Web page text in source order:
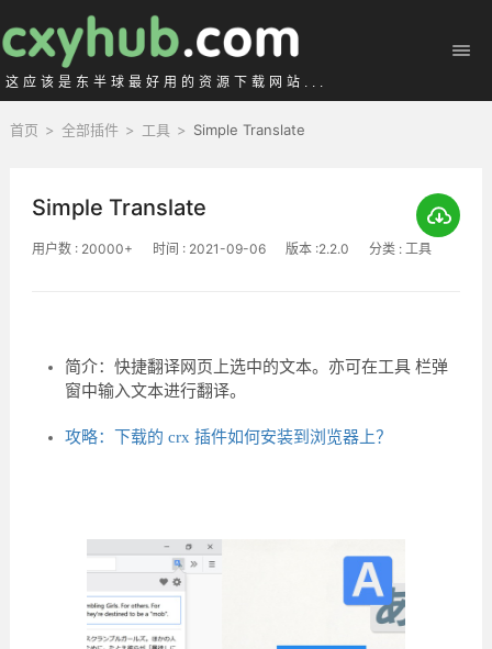
这应该是东半球最好用的资源下载网站...
首页 > 全部插件 > 工具 > Simple Translate
Simple Translate
用户数 : 20000+ 时间 : 2021-09-06 版本 :2.2.0 分类 : 工具
简介：快捷翻译网页上选中的文本。亦可在工具 栏弹
窗中输入文本进行翻译。
攻略：下载的 crx 插件如何安装到浏览器上？